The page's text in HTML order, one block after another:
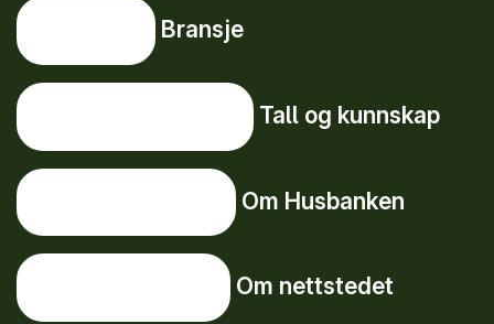
Bransje
Tall og kunnskap
Om Husbanken
Om nettstedet